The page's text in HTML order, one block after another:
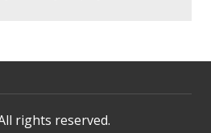
rights reserved.